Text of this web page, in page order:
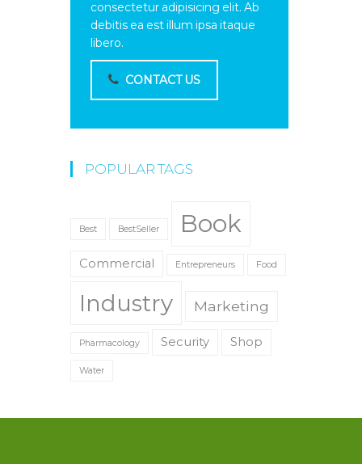
consectetur adipisicing elit. Ab
debitis ea est illum ipsa itaque
libero.
CONTACT US
POPULAR TAGS
Best BestSeller Book
Commercial Entrepreneurs Food
Industry Marketing
Pharmacology Security Shop
Water